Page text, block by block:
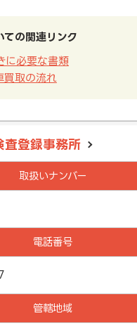
ての関連リンク
に必要な書類
買取の流れ
査登録事務所
取扱いナンバー
電話番号
管轄地域